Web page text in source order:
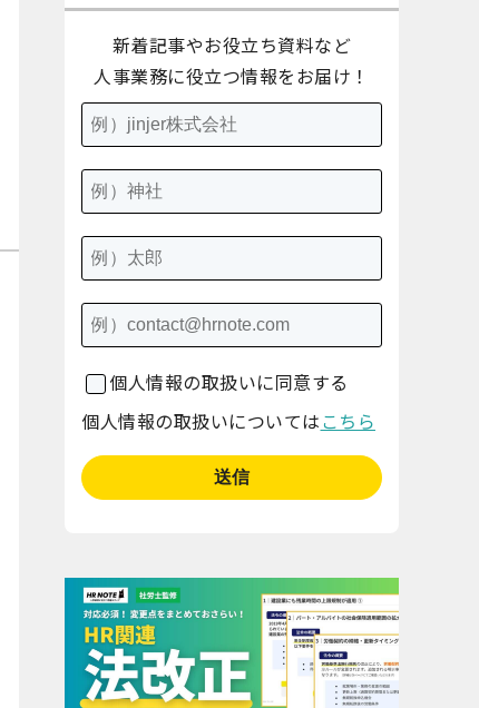
新着記事やお役立ち資料など
人事業務に役立つ情報をお届け！
個人情報の取扱いに同意する
個人情報の取扱いについては こちら